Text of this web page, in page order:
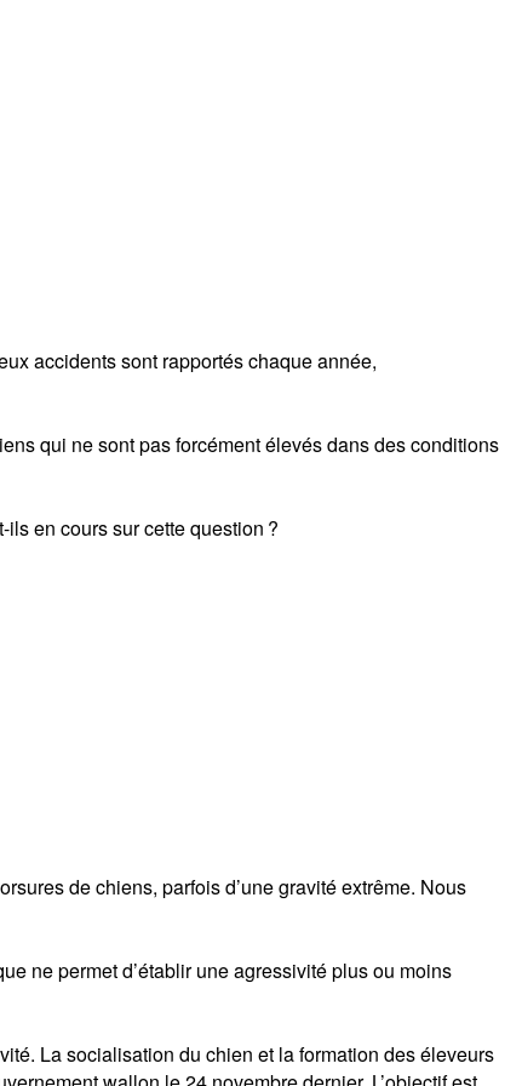
accidents sont rapportés chaque année,
qui ne sont pas forcément élevés dans des conditions
en cours sur cette question ?
de chiens, parfois d’une gravité extrême. Nous
ne permet d’établir une agressivité plus ou moins
La socialisation du chien et la formation des éleveurs